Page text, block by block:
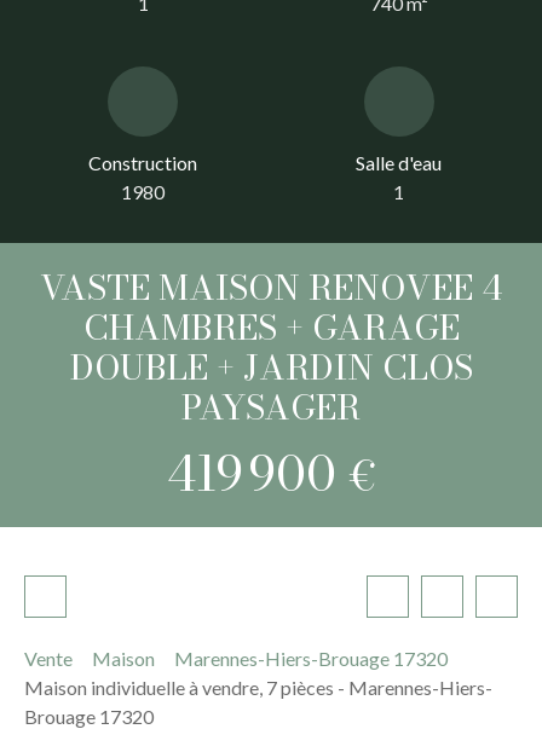
Construction
1980
Salle d'eau
1
VASTE MAISON RENOVEE 4
CHAMBRES + GARAGE
DOUBLE + JARDIN CLOS
PAYSAGER
419 900 €
Vente Maison
Marennes-Hiers-Brouage 17320
Maison individuelle à vendre, 7 pièces - Marennes-Hiers-
Brouage 17320